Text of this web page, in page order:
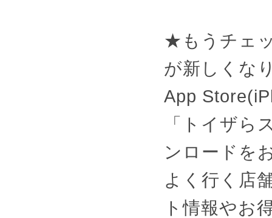
★もうチェ
が新しくな
App
「トイザら
ンロードを
よく行く店
ト情報やお